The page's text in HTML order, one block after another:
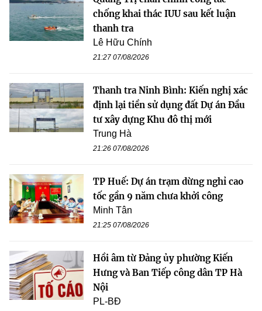
chống khai thác IUU sau kết luận
thanh tra
Lê Hữu Chính
21:27 07/08/2026
Thanh tra Ninh Bình: Kiến nghị xác
định lại tiền sử dụng đất Dự án Đầu
tư xây dựng Khu đô thị mới
Trung Hà
21:26 07/08/2026
TP Huế: Dự án trạm dừng nghỉ cao
tốc gần 9 năm chưa khởi công
Minh Tân
21:25 07/08/2026
Hồi âm từ Đảng ủy phường Kiến
Hưng và Ban Tiếp công dân TP Hà
Nội
PL-BĐ